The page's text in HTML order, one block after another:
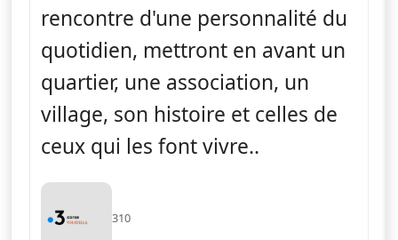
rencontre d'une personnalité du
quotidien, mettront en avant un
quartier, une association, un
village, son histoire et celles de
ceux qui les font vivre..
310